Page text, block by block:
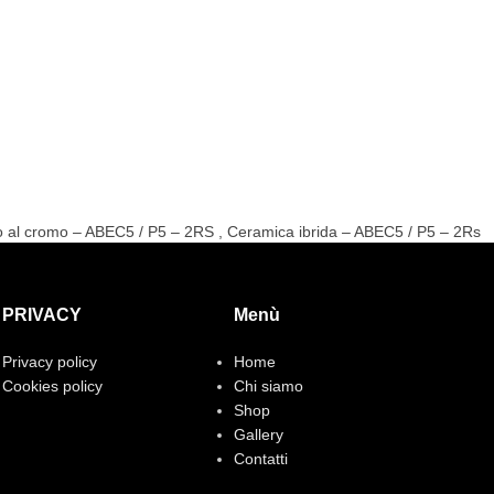
al cromo – ABEC5 / P5 – 2RS Ceramica ibrida – ABEC5 / P5 – 2Rs
PRIVACY
Privacy policy
Cookies policy
Menù
Home
Chi siamo
Shop
Gallery
Contatti